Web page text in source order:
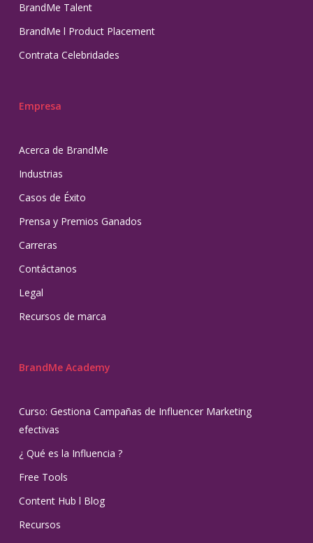
BrandMe Talent
BrandMe l Product Placement
Contrata Celebridades
Empresa
Acerca de BrandMe
Industrias
Casos de Éxito
Prensa y Premios Ganados
Carreras
Contáctanos
Legal
Recursos de marca
BrandMe Academy
Curso: Gestiona Campañas de Influencer Marketing
efectivas
¿ Qué es la Influencia ?
Free Tools
Content Hub l Blog
Recursos